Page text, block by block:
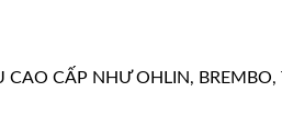
CẤP NHƯ OHLIN, BREMBO,